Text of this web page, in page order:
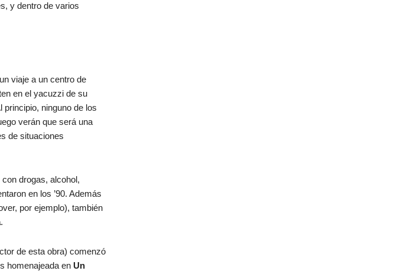
y dentro de varios
viaje a un centro de
en el yacuzzi de su
ninguno de los
verán que será una
de situaciones
con drogas, alcohol,
en los ’90. Además
por ejemplo), también
.
de esta obra) comenzó
homenajeada en Un